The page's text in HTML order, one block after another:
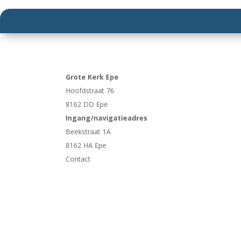
Grote Kerk Epe
Hoofdstraat 76
8162 DD Epe
Ingang/navigatieadres
Beekstraat 1A
8162 HA Epe
Contact